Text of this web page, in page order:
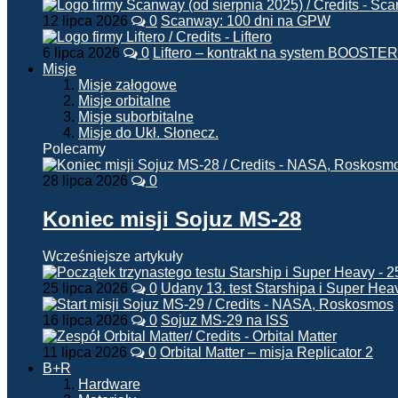
12 lipca 2026 0 Scanway: 100 dni na GPW
6 lipca 2026 0 Liftero – kontrakt na system BOOSTER
Misje
Misje załogowe
Misje orbitalne
Misje suborbitalne
Misje do Ukł. Słonecz.
Polecamy
28 lipca 2026 0
Koniec misji Sojuz MS-28
Wcześniejsze artykuły
25 lipca 2026 0 Udany 13. test Starshipa i Super
16 lipca 2026 0 Sojuz MS-29 na ISS
11 lipca 2026 0 Orbital Matter – misja Replicator 2
B+R
Hardware